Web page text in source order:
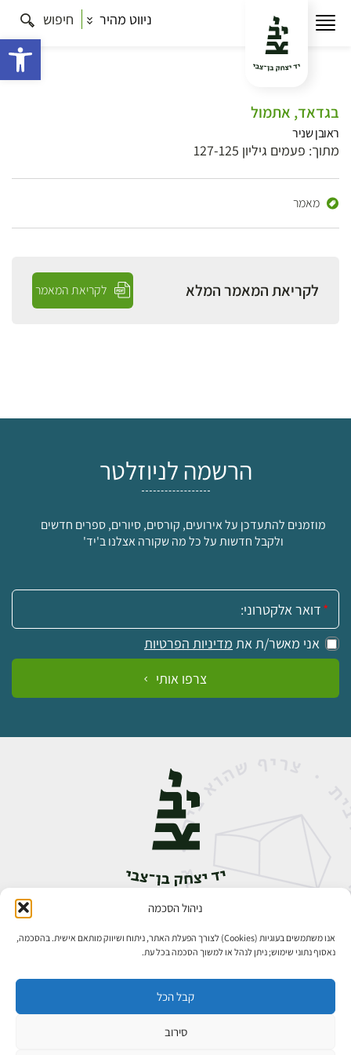
ניהול הסכמה
אנו משתמשים בעוגיות (Cookies) לצורך הפעלת האתר, ניתוח ושיווק מותאם אישית. בהסכמה,
נאסוף נתוני שימוש; ניתן לנהל או למשוך הסכמה בכל עת.
קבל הכל
סירוב
ניווט מהיר חיפוש
בגדאד, אתמול
ראובן שניר
מתוך: פעמים גיליון 127-125
מאמר
לקריאת המאמר המלא לקריאת המאמר
הרשמה לניוזלטר
מוזמנים להתעדכן על אירועים, קורסים, סיורים, ספרים חדשים
ולקבל חדשות על כל מה שקורה אצלנו ב'יד'
אימייל:
אני מאשר/ת את מדיניות הפרטיות
צרפו אותי
אבן גבירול 14, רחביה, ירושלים